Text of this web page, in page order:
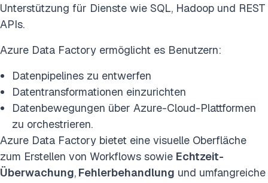
Unterstützung für Dienste wie SQL, Hadoop und REST
APIs.
Azure Data Factory ermöglicht es Benutzern:
Datenpipelines zu entwerfen
Datentransformationen einzurichten
Datenbewegungen über Azure-Cloud-Plattformen
zu orchestrieren.
Azure Data Factory bietet eine visuelle Oberfläche
zum Erstellen von Workflows sowie Echtzeit-
Überwachung, Fehlerbehandlung und umfangreiche